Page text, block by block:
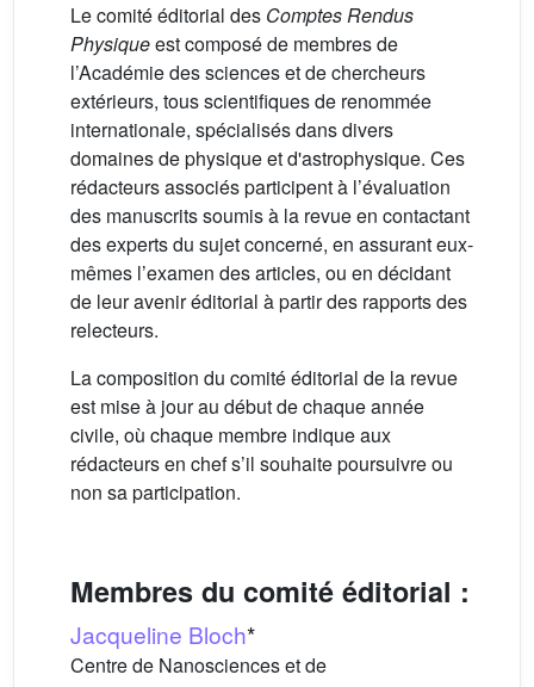
Le comité éditorial des Comptes Rendus
Physiqueest composé de membres de
l’Académie des sciences et de chercheurs
extérieurs, tous scientifiques de renommée
internationale, spécialisés dans divers
domaines de physique et d'astrophysique. Ces
rédacteurs associés participent à l’évaluation
des manuscrits soumis à la revue en contactant
des experts du sujet concerné, en assurant eux-
mêmes l’examen des articles, ou en décidant
de leur avenir éditorial à partir des rapports des
relecteurs.
La composition du comité éditorial de la revue
est mise à jour au début de chaque année
civile, où chaque membre indique aux
rédacteurs en chef s’il souhaite poursuivre ou
non sa participation.
Membres du comité éditorial :
Jacqueline Bloch*
Centre de Nanosciences et de